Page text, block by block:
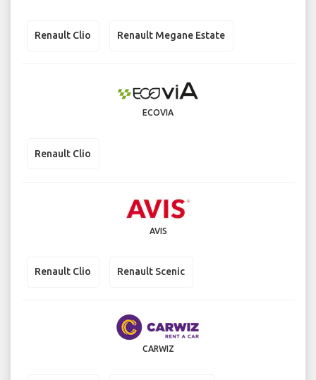
Renault Clio Renault Megane Estate
ECOVIA
Renault Clio
AVIS
Renault Clio Renault Scenic
CARWIZ